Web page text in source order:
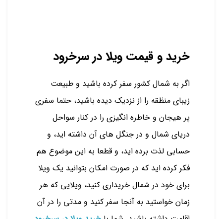
خرید و قیمت ویلا در سرخرود
اگر به شمال کشور سفر کرده باشید و طبیعت
زیبای منظقه را از نزدیک دیده باشید، حتما سفری
پر هیجان و خاطره انگیزی را در کنار سواحل
دریای شمال و در جنگل های آن داشته اید، و
حسابی لذت برده اید، و قطعا به این موضوع هم
فکر کرده اید که در صورت امکان بتوانید یک ویلا
برای خود در شمال خریداری کنید، ویلایی که هر
زمان خواستید به آنجا سفر کنید و مدتی را در آن